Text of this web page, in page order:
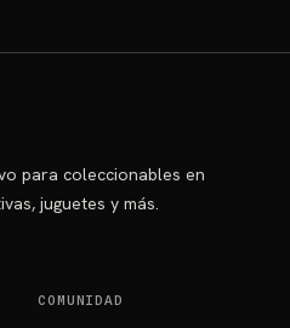
para coleccionables en
juguetes y más.
COMUNIDAD